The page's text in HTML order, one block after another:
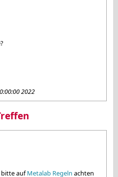
2022
bitte aufMetalab Regeln achten